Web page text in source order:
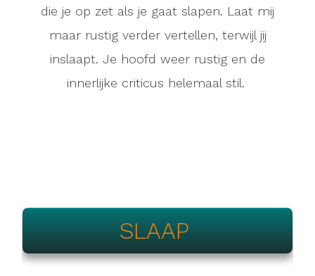
die je op zet als je gaat slapen. Laat mij
maar rustig verder vertellen, terwijl jij
inslaapt. Je hoofd weer rustig en de
innerlijke criticus helemaal stil.
SLAAP